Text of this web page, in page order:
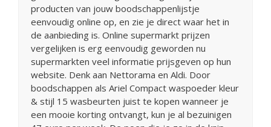
producten van jouw boodschappenlijstje
eenvoudig online op, en zie je direct waar het in
de aanbieding is. Online supermarkt prijzen
vergelijken is erg eenvoudig geworden nu
supermarkten veel informatie prijsgeven op hun
website. Denk aan Nettorama en Aldi. Door
boodschappen als Ariel Compact waspoeder kleur
& stijl 15 wasbeurten juist te kopen wanneer je
een mooie korting ontvangt, kun je al bezuinigen